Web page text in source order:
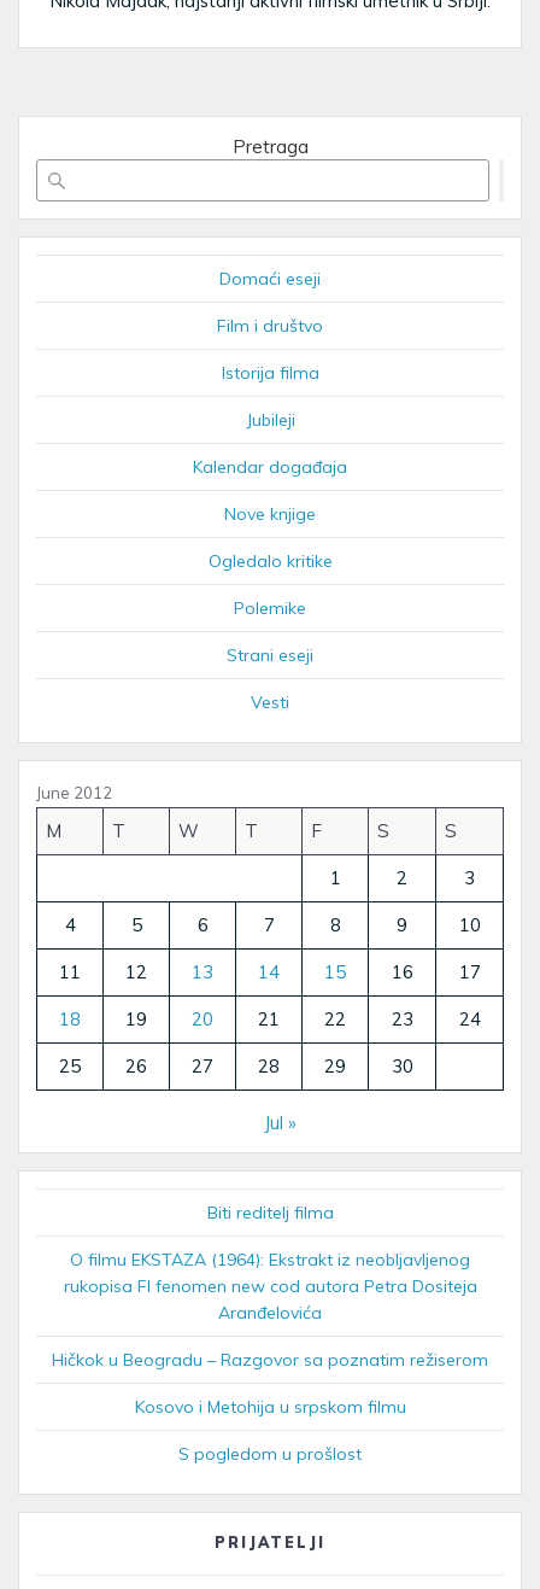
Pretraga
Domaći eseji
Film i društvo
Istorija filma
Jubileji
Kalendar događaja
Nove knjige
Ogledalo kritike
Polemike
Strani eseji
Vesti
June 2012
M T W T F S S
1 2 3
4 5 6 7 8 9 10
11 12 13 14 15 16 17
18 19 20 21 22 23 24
25 26 27 28 29 30
Jul »
Biti reditelj filma
O filmu EKSTAZA (1964): Ekstrakt iz neobljavljenog
rukopisa FI fenomen new cod autora Petra Dositeja
Aranđelovića
Hičkok u Beogradu – Razgovor sa poznatim režiserom
Kosovo i Metohija u srpskom filmu
S pogledom u prošlost
PRIJATELJI